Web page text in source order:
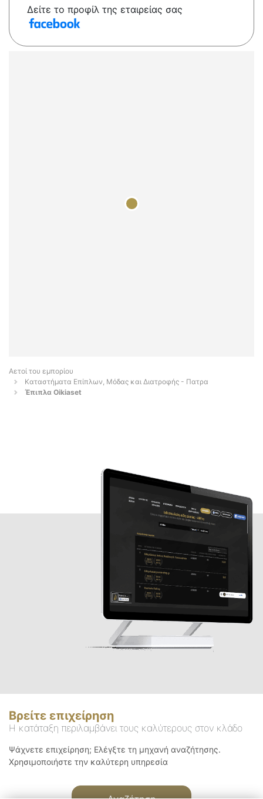
Δείτε το προφίλ της εταιρείας σας
Αετοί του εμπορίου
Καταστήματα Επίπλων, Μόδας και Διατροφής - Πατρα
Έπιπλα Oikiaset
Βρείτε επιχείρηση
Η κατάταξη περιλαμβάνει τους καλύτερους στον κλάδο
Ψάχνετε επιχείρηση; Ελέγξτε τη μηχανή αναζήτησης.
Χρησιμοποιήστε την καλύτερη υπηρεσία